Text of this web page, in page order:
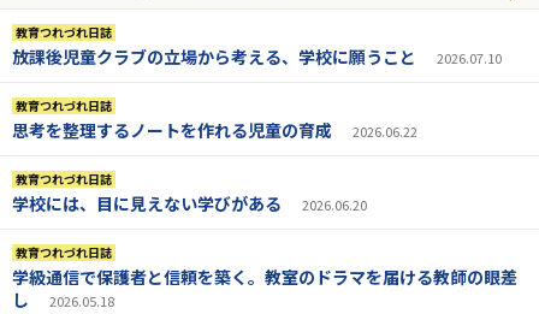
教育つれづれ日誌
放課後児童クラブの立場から考える、学校に願うこと 2026.07.10
教育つれづれ日誌
思考を整理するノートを作れる児童の育成 2026.06.22
教育つれづれ日誌
学校には、目に見えない学びがある 2026.06.20
教育つれづれ日誌
学級通信で保護者と信頼を築く。教室のドラマを届ける教師の眼差
し
2026.05.18